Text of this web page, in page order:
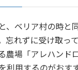
、ベリア村の時
忘れずに受け取っ
農場「アレハン
利用するのがおす